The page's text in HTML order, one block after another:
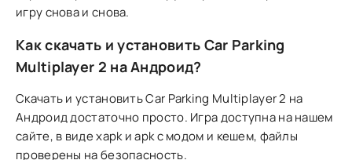
игру снова и снова.
Как скачать и установить Car Parking
Multiplayer 2 на Андроид?
Скачать и установить Car Parking Multiplayer 2 на
Андроид достаточно просто. Игра доступна на нашем
сайте, в виде xapk и apk с модом и кешем, файлы
проверены на безопасность.